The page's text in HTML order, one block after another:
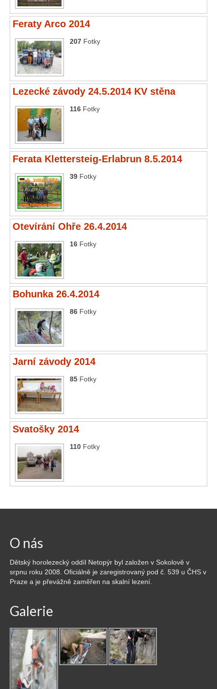
Feraty Arco 2014
207 Fotky
Lezecké závody 24.5.2014 KV stěna
116 Fotky
Ferata Klettersteig-Erlabrun 8.5.2014
39 Fotky
Otevírání Ohře 26.4.2014
16 Fotky
Bohunka 26.4.2014
86 Fotky
Jarní závody 2014
85 Fotky
Svatošky 2014
110 Fotky
O nás
Dětský horolezecký oddíl Netopýr byl založen v Sokolově v
srpnu roku 2008. Oficiálně je zaregistrovaný pod č. 539 u ČHS v
Praze a je převážně zaměřen na skalní lezení.
Galerie